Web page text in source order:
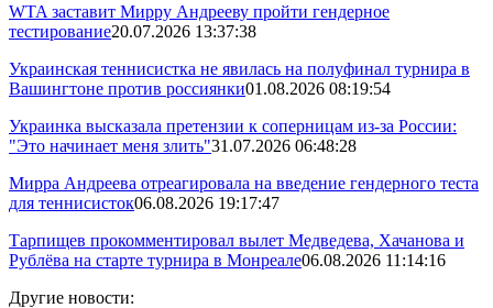
WTA заставит Мирру Андрееву пройти гендерное
тестирование20.07.2026 13:37:38
Украинская теннисистка не явилась на полуфинал турнира в
Вашингтоне против россиянки01.08.2026 08:19:54
Украинка высказала претензии к соперницам из-за России:
"Это начинает меня злить"31.07.2026 06:48:28
Мирра Андреева отреагировала на введение гендерного теста
для теннисисток06.08.2026 19:17:47
Тарпищев прокомментировал вылет Медведева, Хачанова и
Рублёва на старте турнира в Монреале06.08.2026 11:14:16
Другие новости: